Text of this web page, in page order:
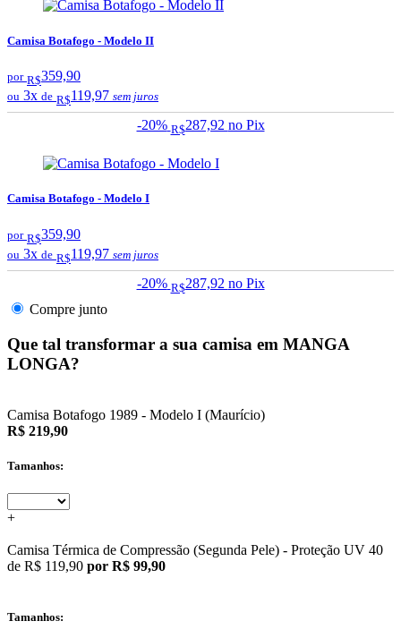
Camisa Botafogo - Modelo II
por R$359,90
ou 3x de R$119,97 sem juros
-20% R$287,92 no Pix
Camisa Botafogo - Modelo I
por R$359,90
ou 3x de R$119,97 sem juros
-20% R$287,92 no Pix
Compre junto
Que tal transformar a sua camisa em MANGA
LONGA?
Camisa Botafogo 1989 - Modelo I (Maurício)
R$ 219,90
Tamanhos:
+
Camisa Térmica de Compressão (Segunda Pele) - Proteção UV 40
de R$ 119,90 por R$ 99,90
Tamanhos: